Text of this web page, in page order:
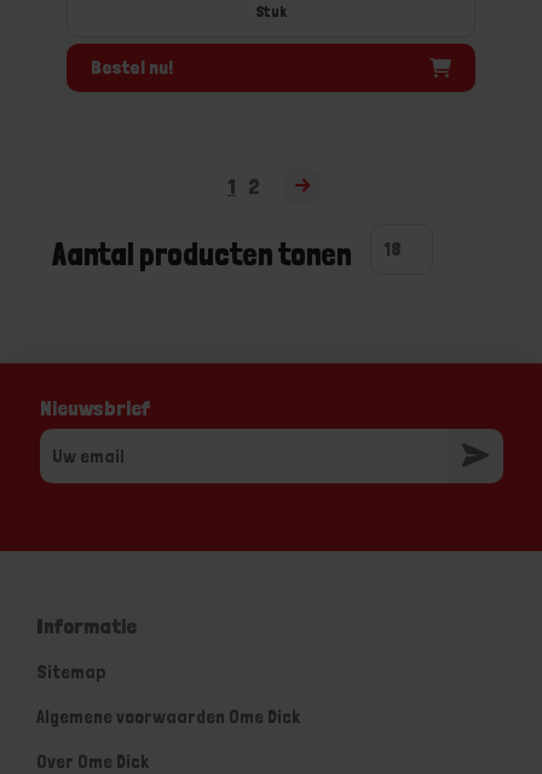
Stuk
Bestel nu!
1 2
Aantal producten tonen
Nieuwsbrief
Informatie
Sitemap
Algemene voorwaarden Ome Dick
Over Ome Dick